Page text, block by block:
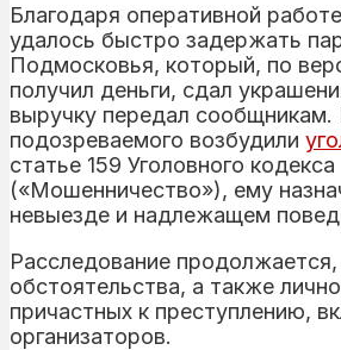
Благодаря оперативной
удалось быстро задержать
Подмосковья, который, по
получил деньги, сдал
выручку передал
подозреваемого возбудили
статье 159 Уголовного
(«Мошенничество»), ему
невыезде и надлежащем
Расследование
обстоятельства, а также
причастных к преступлению,
организаторов.